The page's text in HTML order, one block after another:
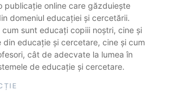
publicație online care găzduiește
domeniul educației și cercetării.
sunt educați copiii noștri, cine și
educație și cercetare, cine și cum
cât de adecvate la lumea în
de educație și cercetare.